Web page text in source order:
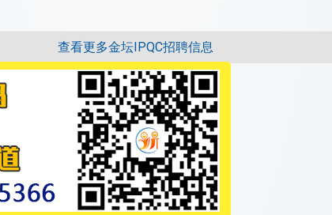
查看更多金坛IPQC招聘信息